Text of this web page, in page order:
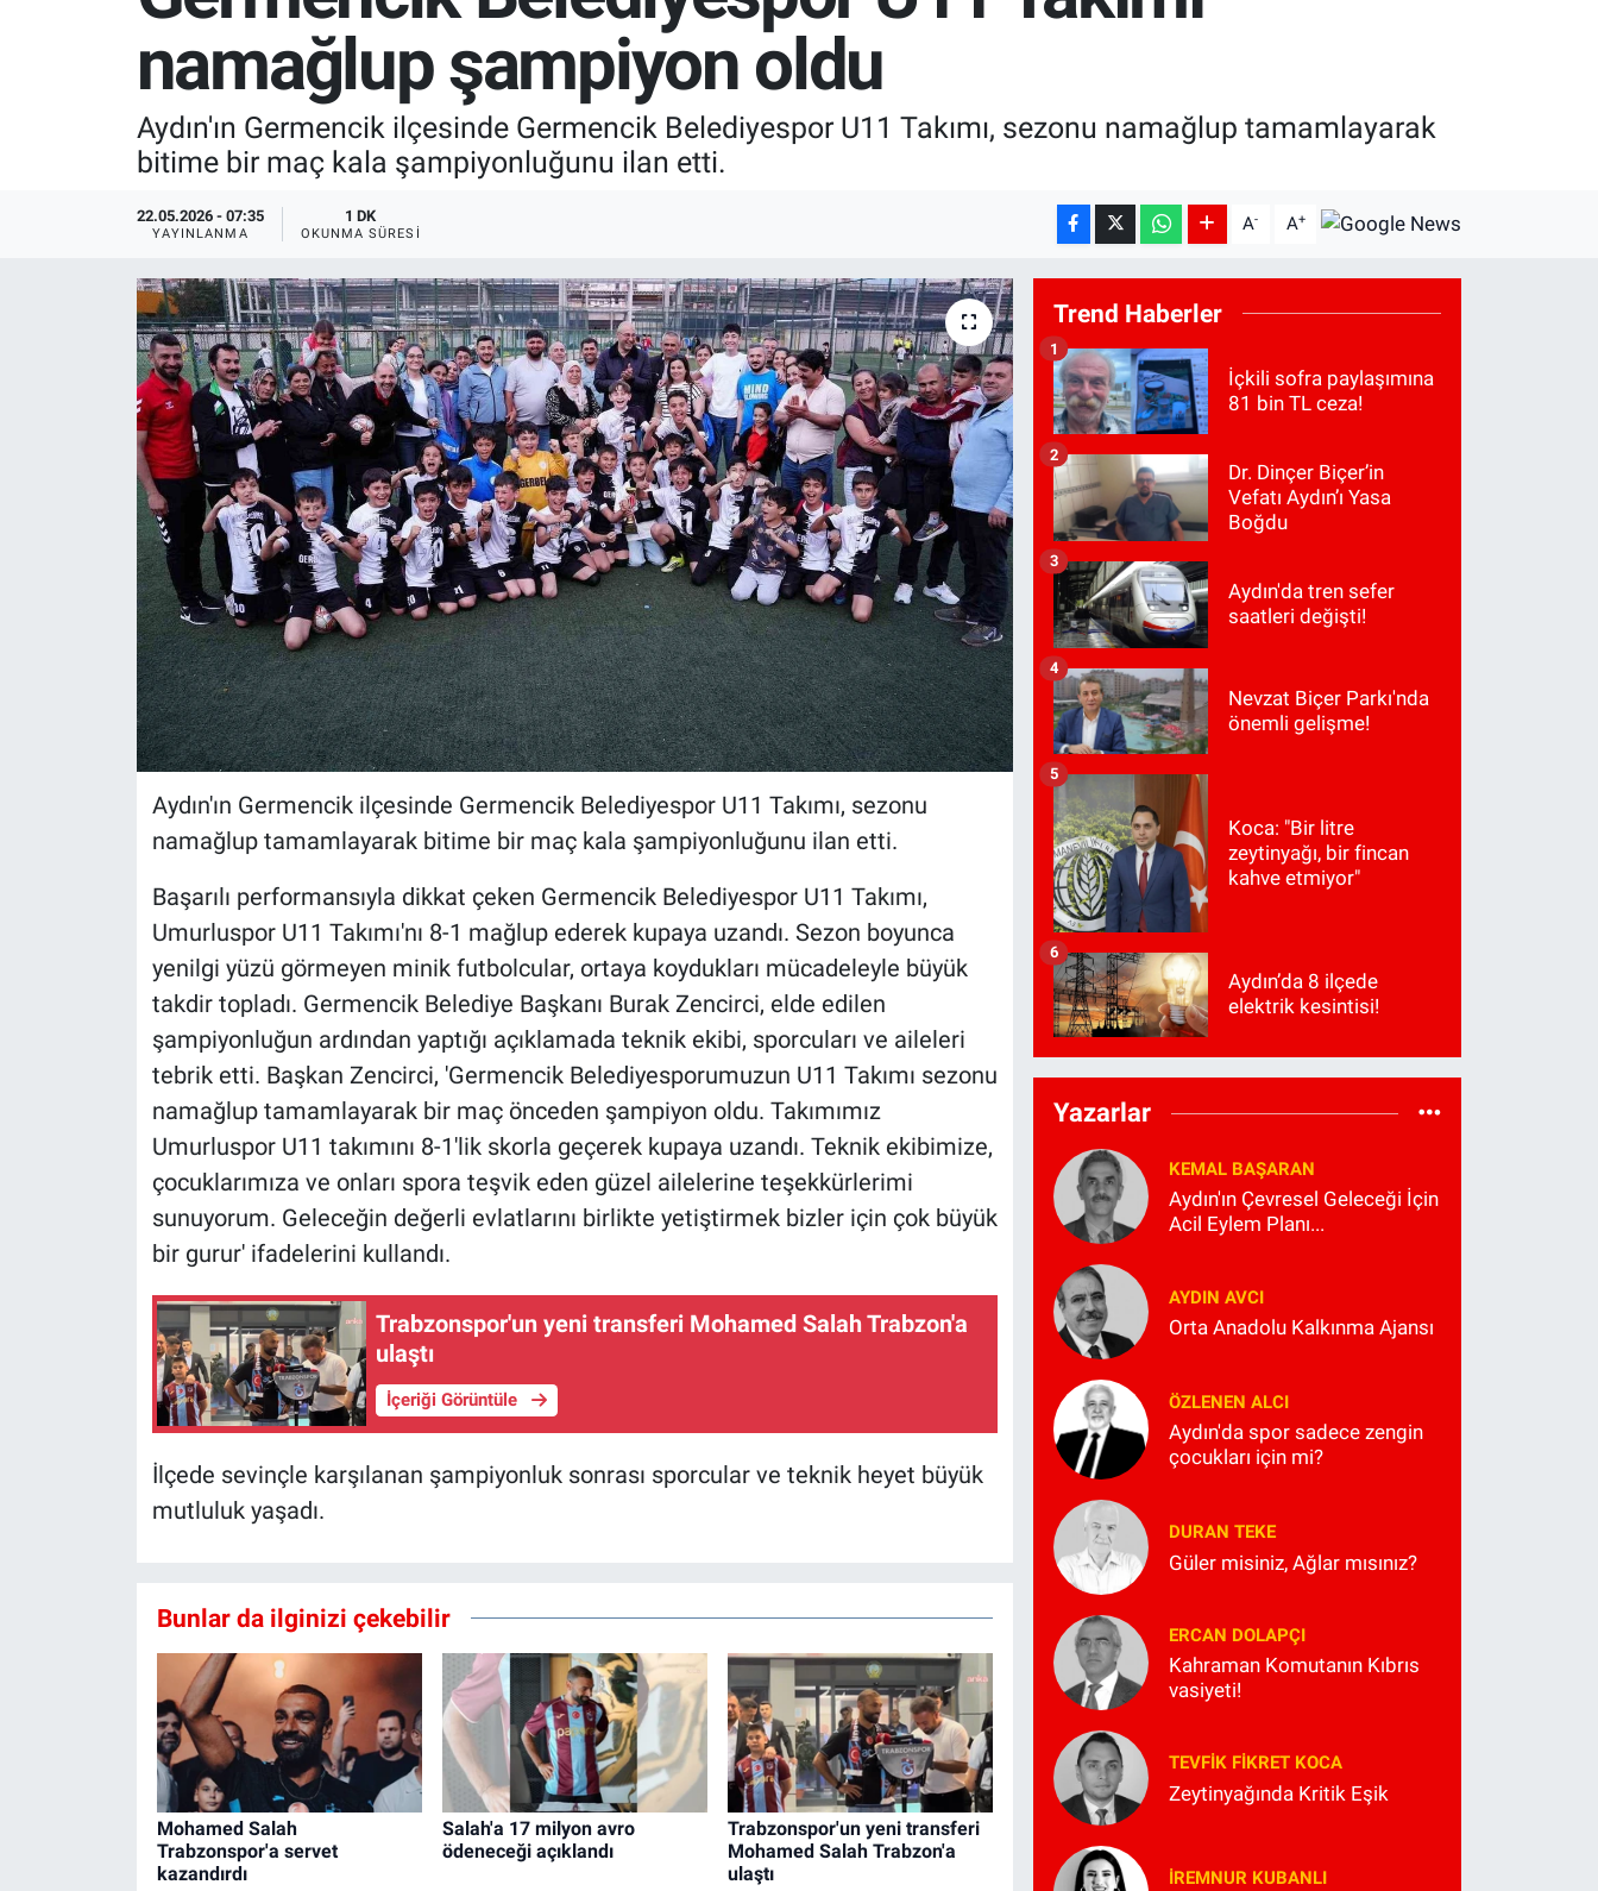
namağlup şampiyon oldu
Aydın'ın Germencik ilçesinde Germencik Belediyespor U11 Takımı, sezonu namağlup tamamlayarak
bitime bir maç kala şampiyonluğunu ilan etti.
22.05.2026 - 07:35
YAYINLANMA
1 DK
OKUNMA SÜRESI A- A+
Aydın'ın Germencik ilçesinde Germencik Belediyespor U11 Takımı, sezonu
namağlup tamamlayarak bitime bir maç kala şampiyonluğunu ilan etti.
Başarılı performansıyla dikkat çeken Germencik Belediyespor U11 Takımı,
Umurluspor U11 Takımı'nı 8-1 mağlup ederek kupaya uzandı. Sezon boyunca
yenilgi yüzü görmeyen minik futbolcular, ortaya koydukları mücadeleyle büyük
takdir topladı. Germencik Belediye Başkanı Burak Zencirci, elde edilen
şampiyonluğun ardından yaptığı açıklamada teknik ekibi, sporcuları ve aileleri
tebrik etti. Başkan Zencirci, 'Germencik Belediyesporumuzun U11 Takımı sezonu
namağlup tamamlayarak bir maç önceden şampiyon oldu. Takımımız
Umurluspor U11 takımını 8-1'lik skorla geçerek kupaya uzandı. Teknik ekibimize,
çocuklarımıza ve onları spora teşvik eden güzel ailelerine teşekkürlerimi
sunuyorum. Geleceğin değerli evlatlarını birlikte yetiştirmek bizler için çok büyük
bir gurur' ifadelerini kullandı.
Trabzonspor'un yeni transferi Mohamed Salah Trabzon'a
ulaştı
İçeriği Görüntüle
İlçede sevinçle karşılanan şampiyonluk sonrası sporcular ve teknik heyet büyük
mutluluk yaşadı.
Bunlar da ilginizi çekebilir
Mohamed Salah
Trabzonspor'a servet
kazandırdı
Salah'a 17 milyon avro
ödeneceği açıklandı
Trabzonspor'un yeni transferi
Mohamed Salah Trabzon'a
ulaştı
Trend Haberler
İçkili sofra paylaşımına
81 bin TL ceza!
1
Dr. Dinçer Biçer’in
Vefatı Aydın’ı Yasa
Boğdu
2
Aydın'da tren sefer
saatleri değişti!
3
Nevzat Biçer Parkı'nda
önemli gelişme!
4
Koca: "Bir litre
zeytinyağı, bir fincan
kahve etmiyor"
5
Aydın’da 8 ilçede
elektrik kesintisi!
6
Yazarlar
KEMAL BAŞARAN
Aydın'ın Çevresel Geleceği İçin
Acil Eylem Planı...
AYDIN AVCI
Orta Anadolu Kalkınma Ajansı
ÖZLENEN ALCI
Aydın'da spor sadece zengin
çocukları için mi?
DURAN TEKE
Güler misiniz, Ağlar mısınız?
ERCAN DOLAPÇI
Kahraman Komutanın Kıbrıs
vasiyeti!
TEVFIK FIKRET KOCA
Zeytinyağında Kritik Eşik
İREMNUR KUBANLI